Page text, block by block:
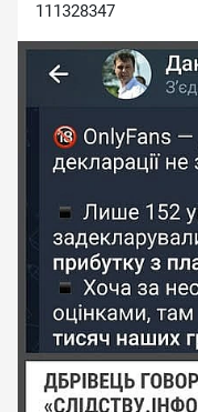
111328347